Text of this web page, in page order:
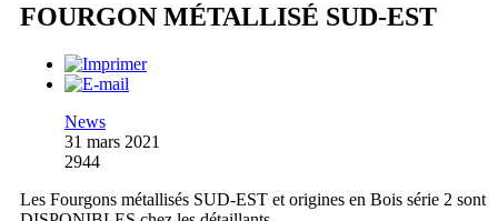
FOURGON MÉTALLISÉ SUD-EST
News
31 mars 2021
2944
Les Fourgons métallisés SUD-EST et origines en Bois série 2 sont